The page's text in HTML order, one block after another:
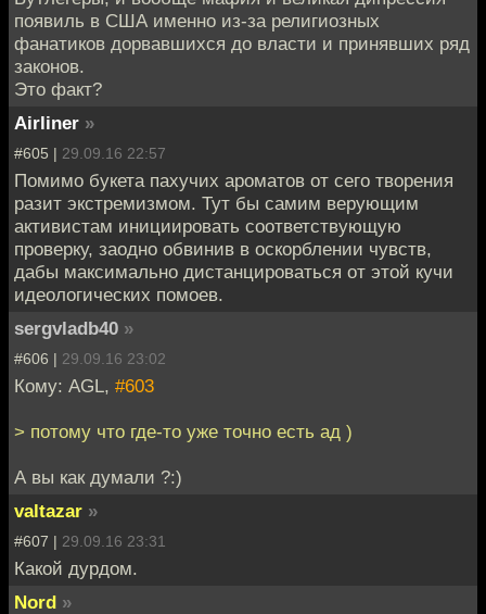
появиль в США именно из-за религиозных
фанатиков дорвавшихся до власти и принявших ряд
законов.
Это факт?
Airliner »
#605 | 29.09.16 22:57
Помимо букета пахучих ароматов от сего творения
разит экстремизмом. Тут бы самим верующим
активистам инициировать соответствующую
проверку, заодно обвинив в оскорблении чувств,
дабы максимально дистанцироваться от этой кучи
идеологических помоев.
sergvladb40 »
#606 | 29.09.16 23:02
Кому: AGL, #603
> потому что где-то уже точно есть ад )
А вы как думали ?:)
valtazar »
#607 | 29.09.16 23:31
Какой дурдом.
Nord »